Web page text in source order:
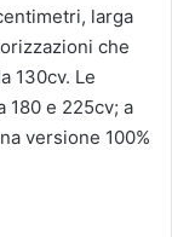
larga
che
130cv. Le
180 e 225cv; a
versione 100%